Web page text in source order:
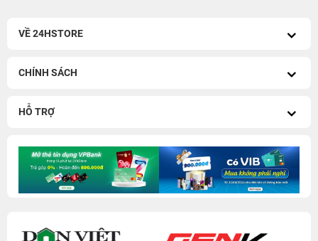
VỀ 24HSTORE
CHÍNH SÁCH
HỖ TRỢ